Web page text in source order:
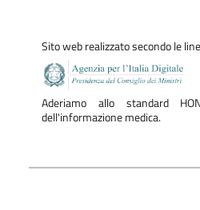
Sito web realizzato secondo le
Aderiamo allo standard
dell'informazione medica.